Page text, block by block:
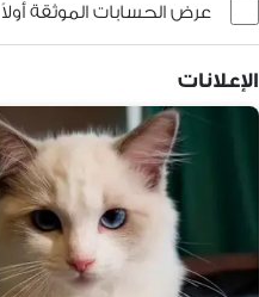
عرض الحسابات الموثقة أولاً
الإعلانات